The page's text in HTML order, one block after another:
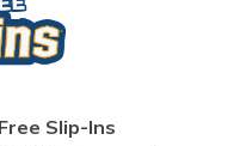
Slip-Ins